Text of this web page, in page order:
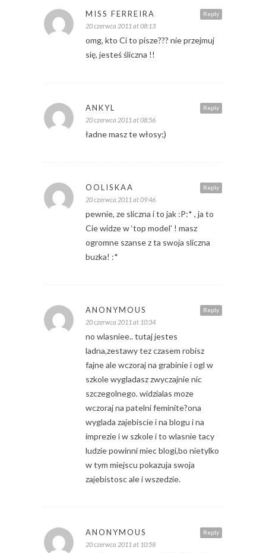
Reply
MISS FERREIRA
20 czerwca 2011 at 08:13
omg, kto Ci to pisze??? nie przejmuj
się, jesteś śliczna !!
Reply
ANKYL
20 czerwca 2011 at 08:56
ładne masz te włosy;)
Reply
OOLISKAA
20 czerwca 2011 at 09:46
pewnie, ze sliczna i to jak :P:* , ja to
Cie widze w ‘top model’ ! masz
ogromne szanse z ta swoja sliczna
buzka! :*
Reply
ANONYMOUS
20 czerwca 2011 at 10:34
no wlasniee.. tutaj jestes
ladna,zestawy tez czasem robisz
fajne ale wczoraj na grabinie i ogl w
szkole wygladasz zwyczajnie nic
szczegolnego. widzialas moze
wczoraj na patelni feminite?ona
wyglada zajebiscie i na blogu i na
imprezie i w szkole i to wlasnie tacy
ludzie powinni miec blogi,bo nietylko
w tym miejscu pokazuja swoja
zajebistosc ale i wszedzie.
Reply
ANONYMOUS
20 czerwca 2011 at 10:58